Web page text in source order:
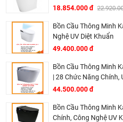
khách hàng chọn được
hàng có thể gặp phải nếu tự
không phù hợp kích thước
hợp với áp lực nước, chiều
nhà tắm..... hơn là chỉ báo giá.
Thành thật: Chúng tôi luôn
nguồn gốc, tình năng sản
phức có thể gặp phải của
thật đưa ra tư vấn.
18.854.000 đ
Bồn Cầu Thông Minh
Nghệ UV Diệt Khuẩn
49.400.000 đ
Bồn Cầu Thông Minh
| 28 Chức Năng Chính,
44.500.000 đ
Bồn Cầu Thông Minh
Chính, Công Nghệ UV